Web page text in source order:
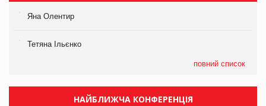
Яна Олентир
Тетяна Ільєнко
повний список
НАЙБЛИЖЧА КОНФЕРЕНЦІЯ